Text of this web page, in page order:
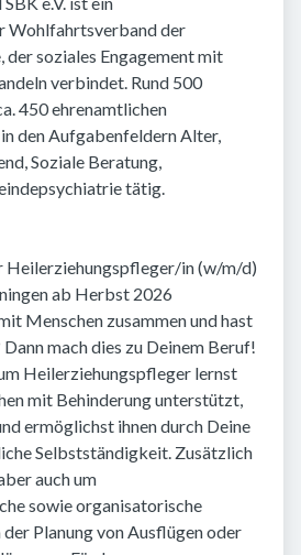
Wohlfahrtsverband der
der soziales Engagement mit
verbindet. Rund 500
450 ehrenamtlichen
den Aufgabenfeldern Alter,
Soziale Beratung,
tätig.
Heilerziehungspfleger/in (w/m/d)
ab Herbst 2026
Menschen zusammen und hast
mach dies zu Deinem Beruf!
Heilerziehungspfleger lernst
mit Behinderung unterstützt,
ermöglichst ihnen durch Deine
Selbstständigkeit. Zusätzlich
auch um
sowie organisatorische
Planung von Ausflügen oder